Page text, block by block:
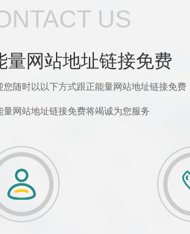
US
量网站地址链接免费
您随时以以下方式跟正能量网站地址链接免费
量网站地址链接免费将竭诚为您服务